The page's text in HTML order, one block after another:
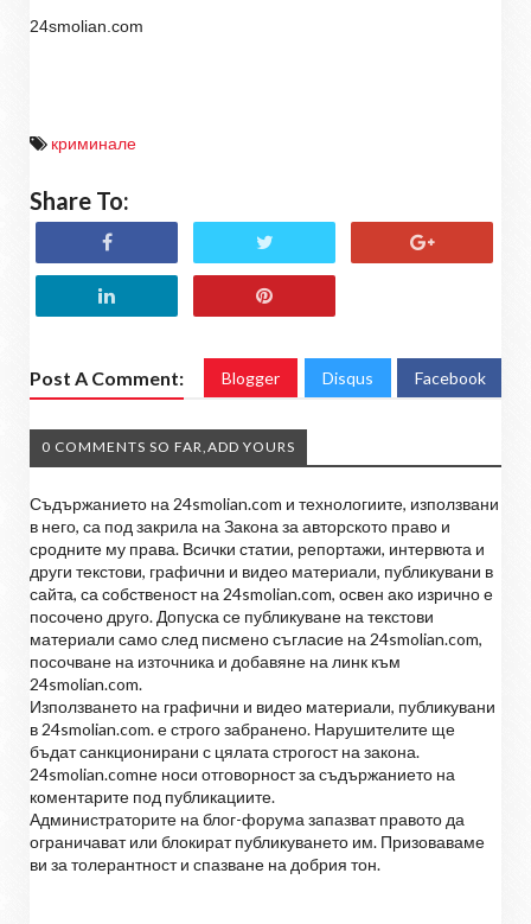
24smolian.com
криминале
Share To:
Post A Comment: Blogger Disqus Facebook
0 COMMENTS SO FAR,ADD YOURS
Съдържанието на 24smolian.com и технологиите, използвани
в него, са под закрила на Закона за авторското право и
сродните му права. Всички статии, репортажи, интервюта и
други текстови, графични и видео материали, публикувани в
сайта, са собственост на 24smolian.com, освен ако изрично е
посочено друго. Допуска се публикуване на текстови
материали само след писмено съгласие на 24smolian.com,
посочване на източника и добавяне на линк към
24smolian.com.
Използването на графични и видео материали, публикувани
в 24smolian.com. е строго забранено. Нарушителите ще
бъдат санкционирани с цялата строгост на закона.
24smolian.comне носи отговорност за съдържанието на
коментарите под публикациите.
Администраторите на блог-форума запазват правото да
ограничават или блокират публикуването им. Призоваваме
ви за толерантност и спазване на добрия тон.